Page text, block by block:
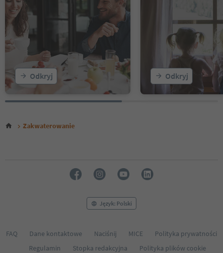
Odkryj Odkryj
Zakwaterowanie
Język: Polski
FAQ Dane kontaktowe Naciśnij MICE
Polityka prywatności
Regulamin
Stopka redakcyjna
Polityka plików cookie